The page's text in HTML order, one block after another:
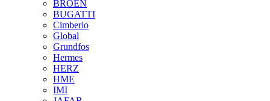
BROEN
BUGATTI
Cimberio
Global
Grundfos
Hermes
HERZ
HME
IMI